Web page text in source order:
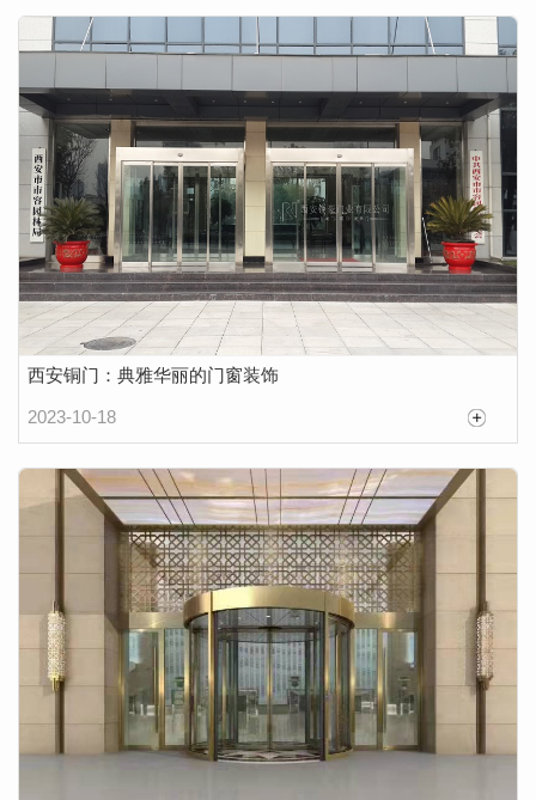
西安铜门：典雅华丽的门窗装饰
2023-10-18